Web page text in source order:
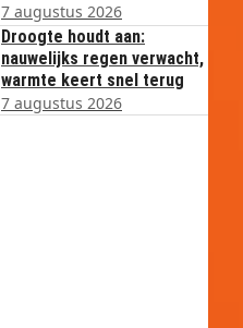
7 augustus 2026
Droogte houdt aan:
nauwelijks regen verwacht,
warmte keert snel terug
7 augustus 2026